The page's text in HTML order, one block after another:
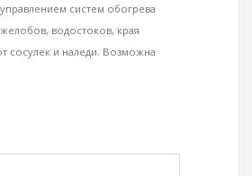
систем обогрева
водостоков, края
сосулек и наледи. Возможна